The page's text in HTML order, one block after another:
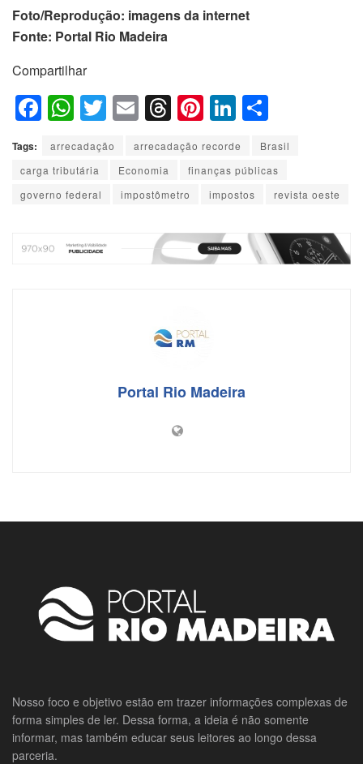
Foto/Reprodução: imagens da internet
Fonte: Portal Rio Madeira
Compartilhar
F
a
c
e
b
o
o
W
h
at
s
A
p
p
T
wi
tt
er
E
m
ail
T
hr
e
a
d
s
Pi
nt
er
e
st
Li
n
k
e
dI
n
h
ar
e
Tags: arrecadação arrecadação recorde
Brasil
carga tributária
Economia
finanças públicas
governo federal
impostômetro impostos revista oeste
Portal Rio Madeira
Nosso foco e objetivo estão em trazer informações complexas de
forma simples de ler. Dessa forma, a ideia é não somente
informar, mas também educar seus leitores ao longo dessa
parceria.